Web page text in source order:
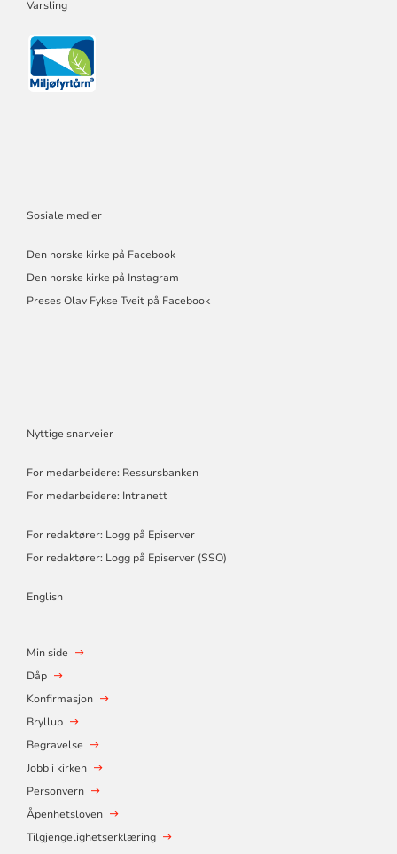
Varsling
Sosiale medier
Den norske kirke på Facebook
Den norske kirke på Instagram
Preses Olav Fykse Tveit på Facebook
Nyttige snarveier
For medarbeidere: Ressursbanken
For medarbeidere: Intranett
For redaktører: Logg på Episerver
For redaktører: Logg på Episerver (SSO)
English
Min side
Dåp
Konfirmasjon
Bryllup
Begravelse
Jobb i kirken
Personvern
Åpenhetsloven
Tilgjengelighetserklæring